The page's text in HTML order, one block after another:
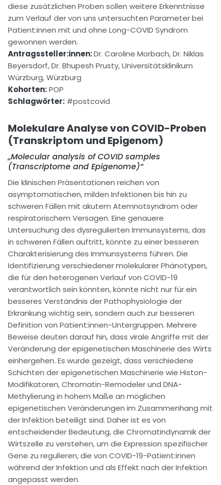
diese zusätzlichen Proben sollen weitere Erkenntnisse
zum Verlauf der von uns untersuchten Parameter bei
Patient:innen mit und ohne Long-COVID Syndrom
gewonnen werden.
Antragssteller:innen:Dr. Caroline Morbach, Dr. Niklas
Beyersdorf, Dr. Bhupesh Prusty, Universitätsklinikum
Würzburg, Würzburg
Kohorten:POP
Schlagwörter: #postcovid
Molekulare Analyse von COVID-Proben
(Transkriptom und Epigenom)
„Molecular analysis of COVID samples
(Transcriptome and Epigenome)“
Die klinischen Präsentationen reichen von
asymptomatischen, milden Infektionen bis hin zu
schweren Fällen mit akutem Atemnotsyndrom oder
respiratorischem Versagen. Eine genauere
Untersuchung des dysregulierten Immunsystems, das
in schweren Fällen auftritt, könnte zu einer besseren
Charakterisierung des Immunsystems führen. Die
Identifizierung verschiedener molekularer Phänotypen,
die für den heterogenen Verlauf von COVID-19
verantwortlich sein könnten, könnte nicht nur für ein
besseres Verständnis der Pathophysiologie der
Erkrankung wichtig sein, sondern auch zur besseren
Definition von Patient:innen-Untergruppen. Mehrere
Beweise deuten darauf hin, dass virale Angriffe mit der
Veränderung der epigenetischen Maschinerie des Wirts
einhergehen. Es wurde gezeigt, dass verschiedene
Schichten der epigenetischen Maschinerie wie Histon-
Modifikatoren, Chromatin-Remodeler und DNA-
Methylierung in hohem Maße an möglichen
epigenetischen Veränderungen im Zusammenhang mit
der Infektion beteiligt sind. Daher ist es von
entscheidender Bedeutung, die Chromatindynamik der
Wirtszelle zu verstehen, um die Expression spezifischer
Gene zu regulieren, die von COVID-19-Patient:innen
während der Infektion und als Effekt nach der Infektion
angepasst werden.